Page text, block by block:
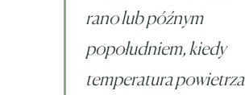
rano lub późnym
popołudniem, kiedy
temperatura